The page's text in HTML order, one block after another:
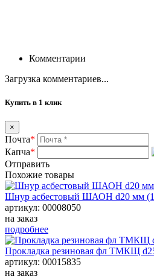
Комментарии
Загрузка комментариев...
Купить в 1 клик
×
Почта*
Капча*
Отправить
Похожие товары
Шнур асбестовый ШАОН d20 мм
артикул: 00008050
на заказ
подробнее
Прокладка резиновая фл ТМКЩ
артикул: 00015835
на заказ